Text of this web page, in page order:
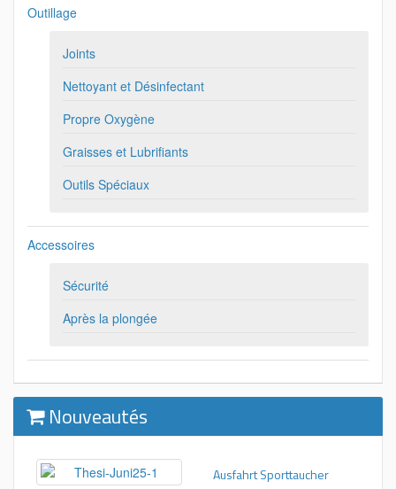
Outillage
Joints
Nettoyant et Désinfectant
Propre Oxygène
Graisses et Lubrifiants
Outils Spéciaux
Accessoires
Sécurité
Après la plongée
Nouveautés
Ausfahrt Sporttaucher